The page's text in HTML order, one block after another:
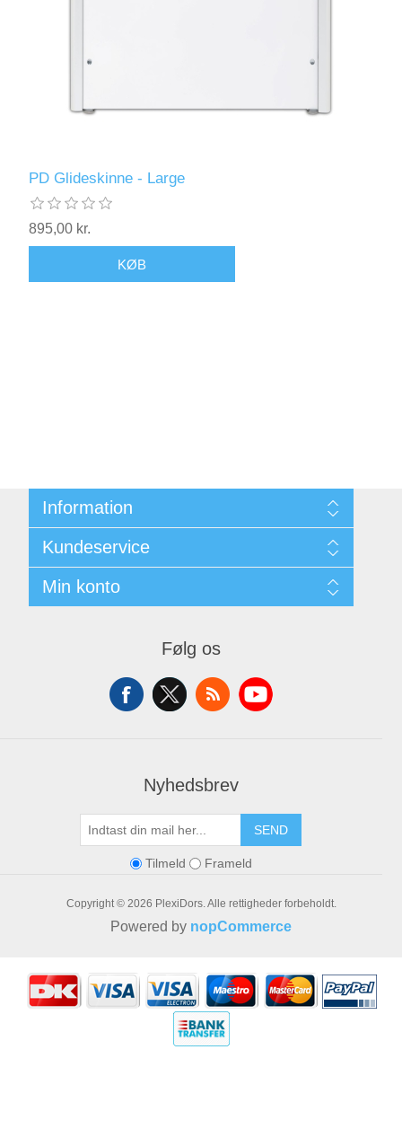
PD Glideskinne - Large
895,00 kr.
KØB
Information
Kundeservice
Kontakt
SøgMin konto
Følg os
Nyhedsbrev
SEND
Tilmeld Frameld
Copyright © 2026 PlexiDors. Alle rettigheder forbeholdt.
Powered by nopCommerce